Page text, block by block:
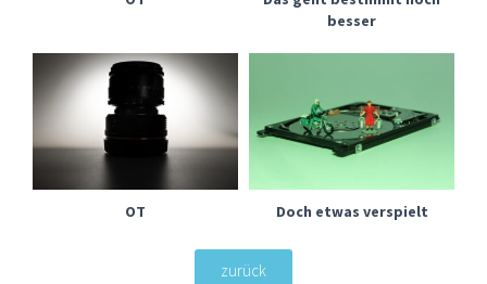
besser
OT Doch etwas verspielt
zurück